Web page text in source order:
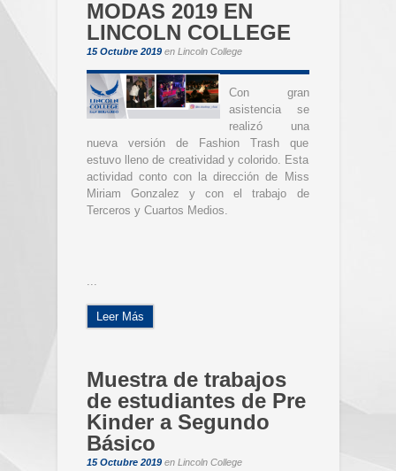
MODAS 2019 EN
LINCOLN COLLEGE
15 Octubre 2019en Lincoln College
Con gran
asistencia se
realizó una
nueva versión de Fashion Trash que
estuvo lleno de creatividad y colorido. Esta
actividad conto con la dirección de Miss
Miriam Gonzalez y con el trabajo de
Terceros y Cuartos Medios.
...
Leer Más
Muestra de trabajos
de estudiantes de Pre
Kinder a Segundo
Básico
15 Octubre 2019en Lincoln College